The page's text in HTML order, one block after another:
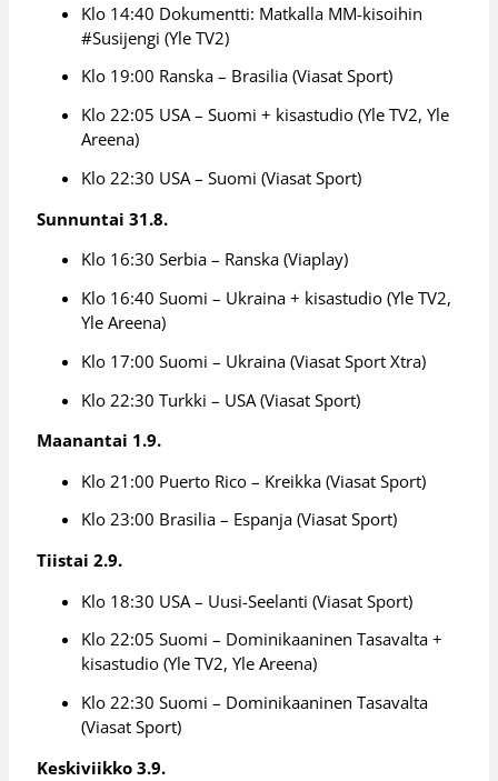
Klo 14:40 Dokumentti: Matkalla MM-kisoihin
#Susijengi (Yle TV2)
Klo 19:00 Ranska – Brasilia (Viasat Sport)
Klo 22:05 USA – Suomi + kisastudio (Yle TV2, Yle
Areena)
Klo 22:30 USA – Suomi (Viasat Sport)
Sunnuntai 31.8.
Klo 16:30 Serbia – Ranska (Viaplay)
Klo 16:40 Suomi – Ukraina + kisastudio (Yle TV2,
Yle Areena)
Klo 17:00 Suomi – Ukraina (Viasat Sport Xtra)
Klo 22:30 Turkki – USA (Viasat Sport)
Maanantai 1.9.
Klo 21:00 Puerto Rico – Kreikka (Viasat Sport)
Klo 23:00 Brasilia – Espanja (Viasat Sport)
Tiistai 2.9.
Klo 18:30 USA – Uusi-Seelanti (Viasat Sport)
Klo 22:05 Suomi – Dominikaaninen Tasavalta +
kisastudio (Yle TV2, Yle Areena)
Klo 22:30 Suomi – Dominikaaninen Tasavalta
(Viasat Sport)
Keskiviikko 3.9.